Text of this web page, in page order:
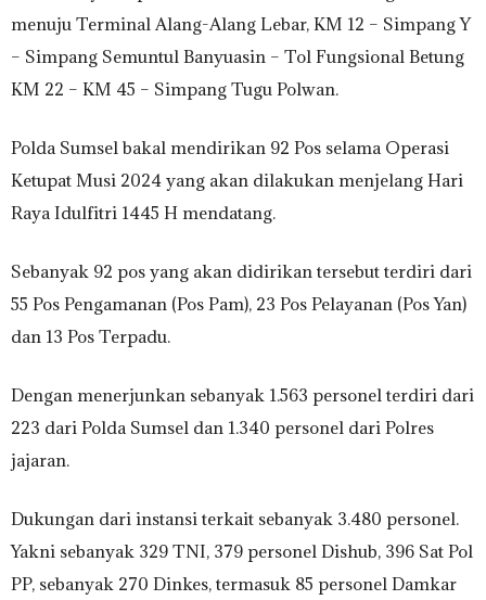
menuju Terminal Alang-Alang Lebar, KM 12 – Simpang Y
– Simpang Semuntul Banyuasin – Tol Fungsional Betung
KM 22 – KM 45 – Simpang Tugu Polwan.
Polda Sumsel bakal mendirikan 92 Pos selama Operasi
Ketupat Musi 2024 yang akan dilakukan menjelang Hari
Raya Idulfitri 1445 H mendatang.
Sebanyak 92 pos yang akan didirikan tersebut terdiri dari
55 Pos Pengamanan (Pos Pam), 23 Pos Pelayanan (Pos Yan)
dan 13 Pos Terpadu.
Dengan menerjunkan sebanyak 1.563 personel terdiri dari
223 dari Polda Sumsel dan 1.340 personel dari Polres
jajaran.
Dukungan dari instansi terkait sebanyak 3.480 personel.
Yakni sebanyak 329 TNI, 379 personel Dishub, 396 Sat Pol
PP, sebanyak 270 Dinkes, termasuk 85 personel Damkar